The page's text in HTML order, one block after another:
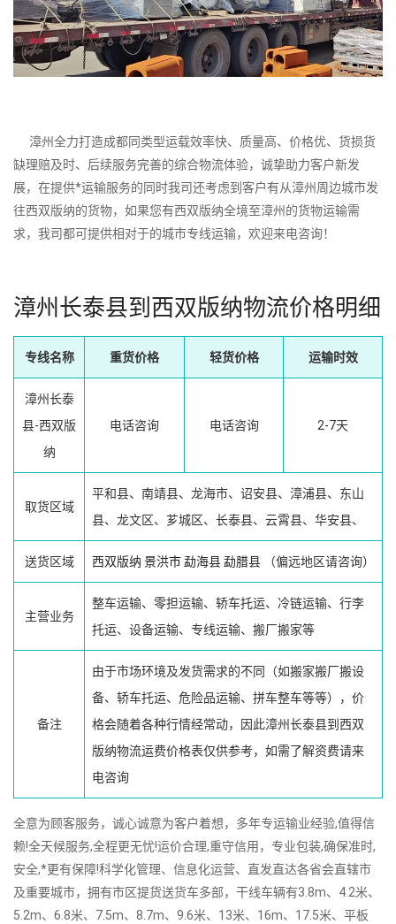
漳州全力打造成都同类型运载效率快、质量高、价格优、货损货
缺理赔及时、后续服务完善的综合物流体验，诚挚助力客户新发
展，在提供*运输服务的同时我司还考虑到客户有从漳州周边城市发
往西双版纳的货物，如果您有西双版纳全境至漳州的货物运输需
求，我司都可提供相对于的城市专线运输，欢迎来电咨询！
漳州长泰县到西双版纳物流价格明细
专线名称 重货价格 轻货价格 运输时效
漳州长泰
县-西双版
纳
电话咨询 电话咨询 2-7天
取货区域
平和县、南靖县、龙海市、诏安县、漳浦县、东山
县、龙文区、芗城区、长泰县、云霄县、华安县、
送货区域 西双版纳 景洪市勐海县勐腊县 （偏远地区请咨询）
主营业务
整车运输、零担运输、轿车托运、冷链运输、行李
托运、设备运输、专线运输、搬厂搬家等
备注
由于市场环境及发货需求的不同（如搬家搬厂搬设
备、轿车托运、危险品运输、拼车整车等等），价
格会随着各种行情经常动，因此漳州长泰县到西双
版纳物流运费价格表仅供参考，如需了解资费请来
电咨询
全意为顾客服务，诚心诚意为客户着想，多年专运输业经验,值得信
赖!全天候服务,全程更无忧!运价合理,重守信用，专业包装,确保准时,
安全,*更有保障!科学化管理、信息化运营、直发直达各省会直辖市
及重要城市，拥有市区提货送货车多部，干线车辆有3.8m、4.2米、
5.2m、6.8米、7.5m、8.7m、9.6米、13米、16m、17.5米、平板